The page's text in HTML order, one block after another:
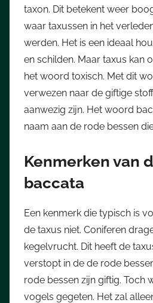
taxon. Dit betekent weer
waar taxussen in het
werden. Het is een ideaal
en schilden. Maar taxus kan
het woord toxisch. Met dit
verwezen naar de giftige
aanwezig zijn. Het woord
naam aan de rode bessen
Kenmerken van
baccata
Een kenmerk die typisch is
de taxus niet. Coniferen
kegelvrucht. Dit heeft de
verstopt in de de rode
rode bessen zijn giftig. Toch
vogels gegeten. Het zal